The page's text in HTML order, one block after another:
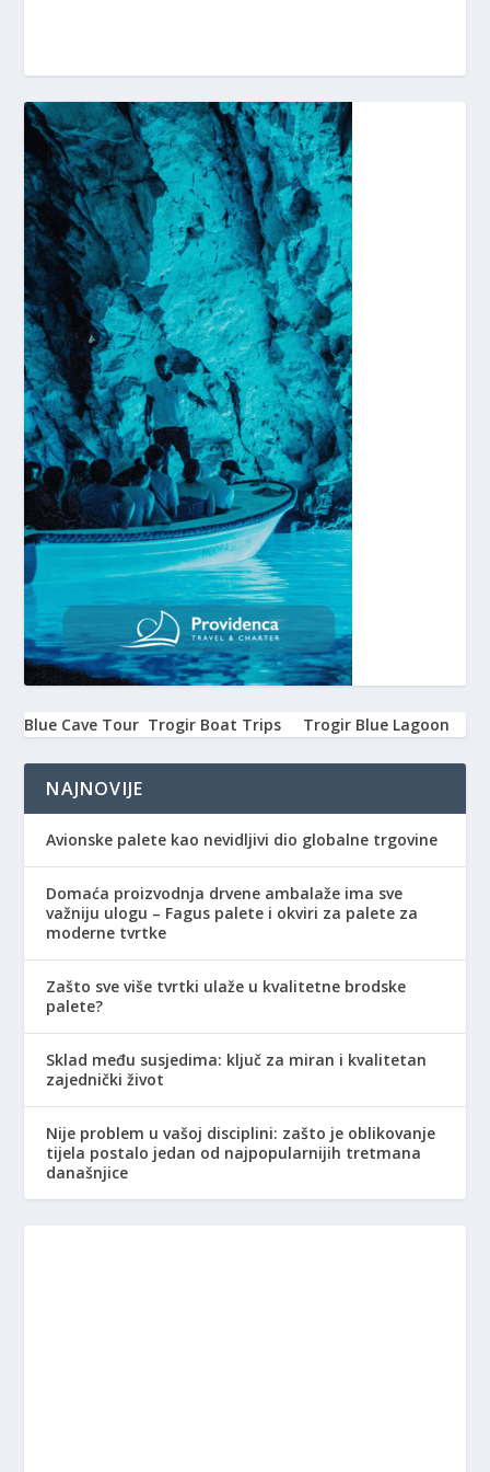
Blue Cave Tour Trogir Boat Trips Trogir Blue Lagoon
NAJNOVIJE
Avionske palete kao nevidljivi dio globalne trgovine
Domaća proizvodnja drvene ambalaže ima sve
važniju ulogu – Fagus palete i okviri za palete za
moderne tvrtke
Zašto sve više tvrtki ulaže u kvalitetne brodske
palete?
Sklad među susjedima: ključ za miran i kvalitetan
zajednički život
Nije problem u vašoj disciplini: zašto je oblikovanje
tijela postalo jedan od najpopularnijih tretmana
današnjice